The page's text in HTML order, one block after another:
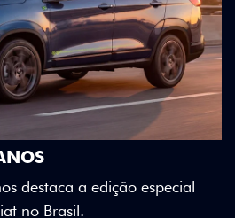
DESIGN QUE SE DESTACA
Teto bicolor, adesivos estilizados
Green criam uma identidade